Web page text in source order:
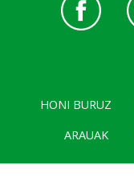
HONI BURUZ
ARAUAK